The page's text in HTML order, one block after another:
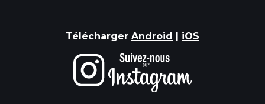
Télécharger Android | iOS